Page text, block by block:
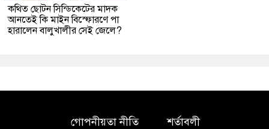
কথিত ছোটন সিন্ডিকেটের মাদক
আনতেই কি মাইন বিস্ফোরণে পা
হারালেন বালুখালীর সেই জেলে?
গোপনীয়তা নীতি শর্তাবলী